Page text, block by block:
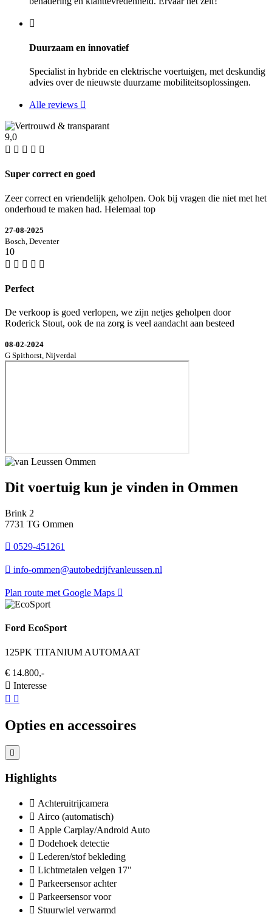
Duurzaam en innovatief
Specialist in hybride en elektrische voertuigen, met deskundig
advies over de nieuwste duurzame mobiliteitsoplossingen.
Alle reviews
9,0
Super correct en goed
Zeer correct en vriendelijk geholpen. Ook bij vragen die niet met het
onderhoud te maken had. Helemaal top
27-08-2025
Bosch, Deventer
10
Perfect
De verkoop is goed verlopen, we zijn netjes geholpen door
Roderick Stout, ook de na zorg is veel aandacht aan besteed
08-02-2024
G Spithorst, Nijverdal
Dit voertuig kun je vinden in Ommen
Brink 2
7731 TG Ommen
0529-451261
info-ommen@autobedrijfvanleussen.nl
Plan route met Google Maps
Ford EcoSport
125PK TITANIUM AUTOMAAT
€ 14.800,-
Interesse
Opties en accessoires
Highlights
Achteruitrijcamera
Airco (automatisch)
Apple Carplay/Android Auto
Dodehoek detectie
Lederen/stof bekleding
Lichtmetalen velgen 17"
Parkeersensor achter
Parkeersensor voor
Stuurwiel verwarmd